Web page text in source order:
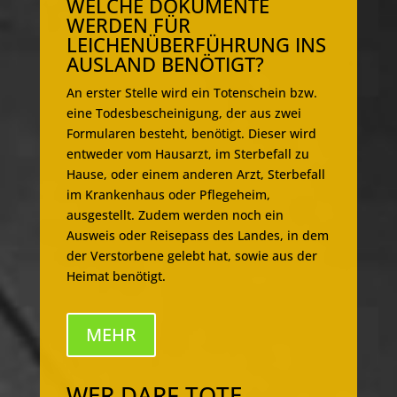
WELCHE DOKUMENTE
WERDEN FÜR
LEICHENÜBERFÜHRUNG INS
AUSLAND BENÖTIGT?
An erster Stelle wird ein Totenschein bzw.
eine Todesbescheinigung, der aus zwei
Formularen besteht, benötigt. Dieser wird
entweder vom Hausarzt, im Sterbefall zu
Hause, oder einem anderen Arzt, Sterbefall
im Krankenhaus oder Pflegeheim,
ausgestellt. Zudem werden noch ein
Ausweis oder Reisepass des Landes, in dem
der Verstorbene gelebt hat, sowie aus der
Heimat benötigt.
MEHR